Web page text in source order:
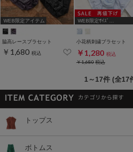
WEB限定アイテム
脇高レースブラセット
￥1,680 税込
WEB限定ｻｲｽﾞ
小花柄刺繍ブラセット
￥1,280 税込
￥1,680税込
1～17件 (全17
トップス
ボトムス